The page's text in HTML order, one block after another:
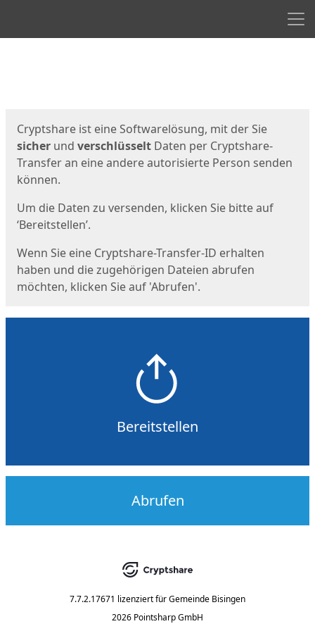
Cryptshare ist eine Softwarelösung, mit der Sie
sicher und verschlüsselt Daten per Cryptshare-
Transfer an eine andere autorisierte Person senden
können.
Um die Daten zu versenden, klicken Sie bitte auf
‘Bereitstellen’.
Wenn Sie eine Cryptshare-Transfer-ID erhalten
haben und die zugehörigen Dateien abrufen
möchten, klicken Sie auf 'Abrufen'.
Bereitstellen
Abrufen
7.7.2.17671 lizenziert fürGemeinde Bisingen
2026 Pointsharp GmbH